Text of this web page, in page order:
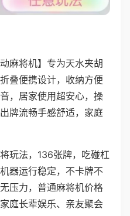
麻将机】专为天水夹胡
叠便携设计，收纳方便
，居家使用超安心，操
牌流畅手感舒适，家庭
玩法，136张牌，吃碰杠
器运行稳定，不卡牌不
压力，普通麻将机价格
庭长辈娱乐、亲友聚会